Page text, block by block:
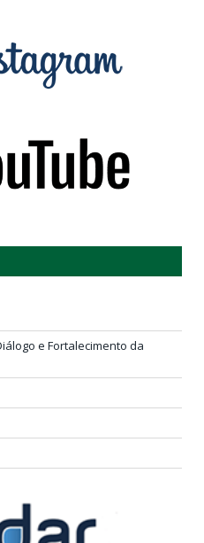
e Fortalecimento da